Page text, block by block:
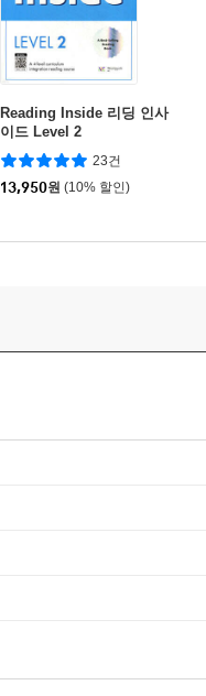
Reading Inside 리딩 인사
이드 Level 2
23건
13,950원 (10% 할인)